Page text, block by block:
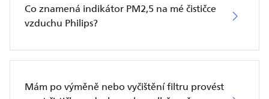
Co znamená indikátor PM2,5 na mé čističce
vzduchu Philips?
Mám po výměně nebo vyčištění filtru provést